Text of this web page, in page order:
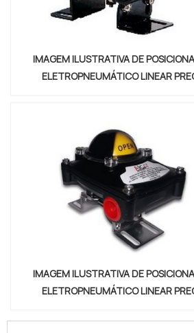
IMAGEM ILUSTRATIVA DE
ELETROPNEUMÁTICO LINEAR
IMAGEM ILUSTRATIVA DE
ELETROPNEUMÁTICO LINEAR